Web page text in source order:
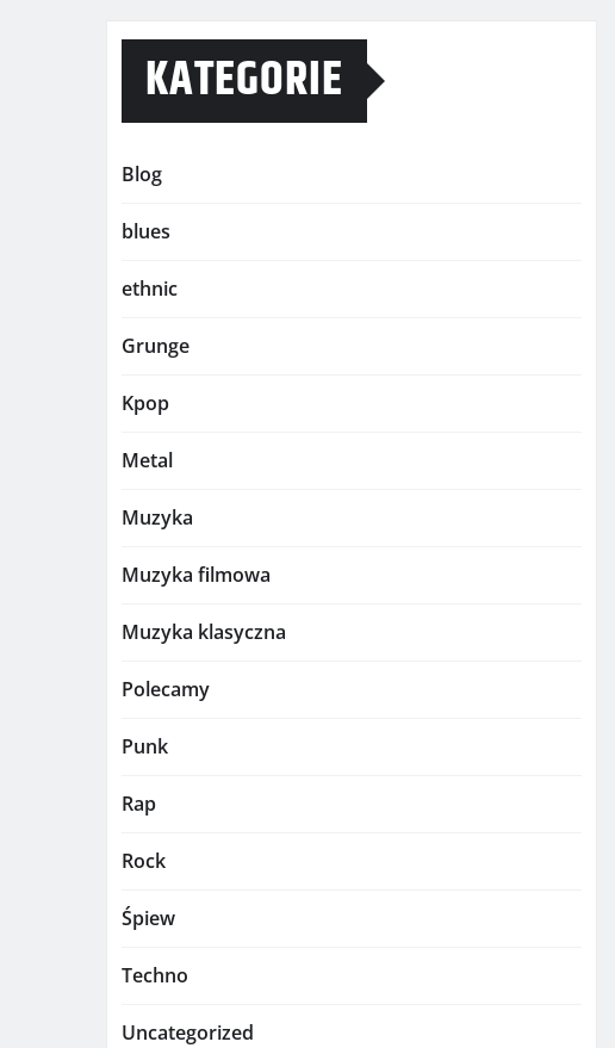
KATEGORIE
Blog
blues
ethnic
Grunge
Kpop
Metal
Muzyka
Muzyka filmowa
Muzyka klasyczna
Polecamy
Punk
Rap
Rock
Śpiew
Techno
Uncategorized